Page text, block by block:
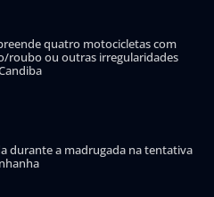
quatro motocicletas com
roubo ou outras irregularidades
durante a madrugada na tentativa